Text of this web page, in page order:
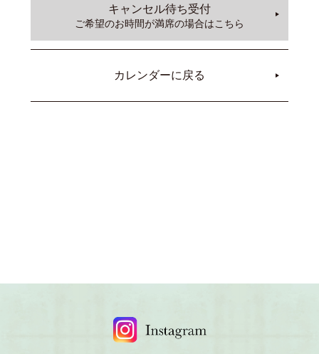
キャンセル待ち受付
ご希望のお時間が満席の場合はこちら
カレンダーに戻る